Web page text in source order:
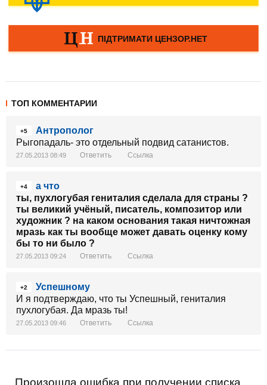
ТОП КОММЕНТАРИИ
+5
Антрополог
Рыгопадаль- это отдельный подвид сатанистов.
27.05.2013 08:49 Ответить Ссылка
+4
а что
ты, пухлогубая гениталия сделала для страны ?
ты великий учёный, писатель, композитор или
художник ? на каком основания такая ничтожная
мразь как ты вообще может давать оценку кому
бы то ни было ?
27.05.2013 09:24 Ответить Ссылка
+2
Успешному
И я подтверждаю, что ты Успешный, гениталия
пухлогубая. Да мразь ты!
27.05.2013 09:46 Ответить Ссылка